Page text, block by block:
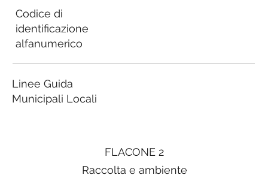
FLACONE 2
Raccolta e ambiente
Codice di
identificazione
alfanumerico
Linee Guida
Municipali Locali